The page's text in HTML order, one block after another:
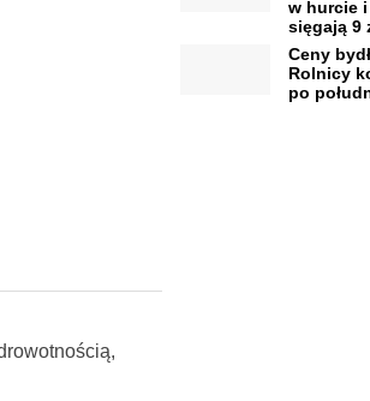
w hurcie
sięgają 9
Ceny
Rolnicy
po